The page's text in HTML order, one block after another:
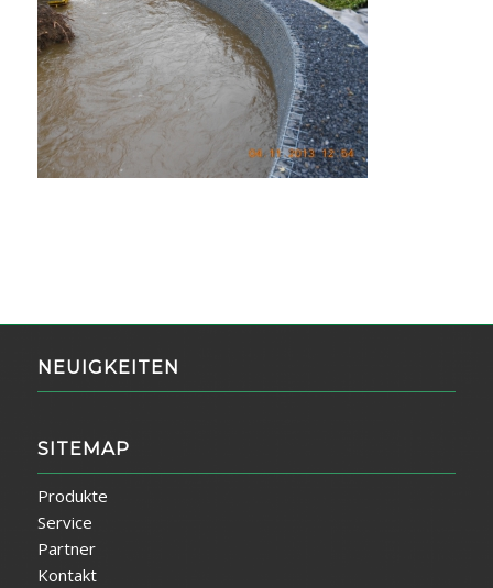
NEUIGKEITEN
SITEMAP
Produkte
Service
Partner
Kontakt